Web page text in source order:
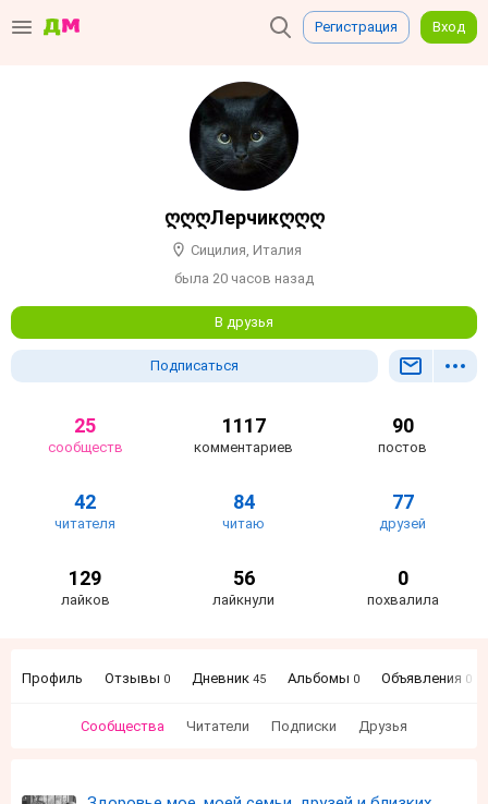
Регистрация Вход
ღღღЛерчикღღღ
Сицилия, Италия
была 20 часов назад
В друзья
Подписаться
25
сообществ
1117
комментариев
90
постов
42
читателя
84
читаю
77
друзей
129
лайков
56
лайкнули
0
похвалила
Профиль Отзывы 0 Дневник 45 Альбомы 0 Объявления 0
Сообщества Читатели Подписки Друзья